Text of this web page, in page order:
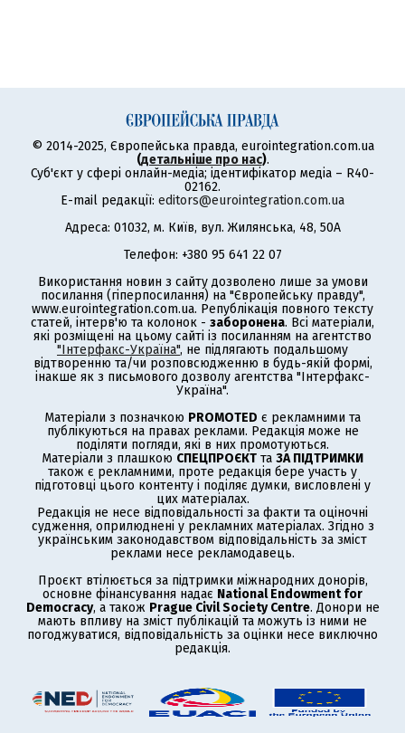
© 2014-2025, Європейська правда, eurointegration.com.ua
(детальніше про нас).
Суб'єкт у сфері онлайн-медіа; ідентифікатор медіа – R40-
02162.
E-mail редакції: editors@eurointegration.com.ua
Адреса: 01032, м. Київ, вул. Жилянська, 48, 50А
Телефон: +380 95 641 22 07
Використання новин з сайту дозволено лише за умови
посилання (гіперпосилання) на "Європейську правду",
www.eurointegration.com.ua. Републікація повного тексту
статей, інтерв'ю та колонок - заборонена. Всі матеріали,
які розміщені на цьому сайті із посиланням на агентство
"Інтерфакс-Україна", не підлягають подальшому
відтворенню та/чи розповсюдженню в будь-якій формі,
інакше як з письмового дозволу агентства "Інтерфакс-
Україна".
Матеріали з позначкою PROMOTED є рекламними та
публікуються на правах реклами. Редакція може не
поділяти погляди, які в них промотуються.
Матеріали з плашкою СПЕЦПРОЄКТ та ЗА ПІДТРИМКИ
також є рекламними, проте редакція бере участь у
підготовці цього контенту і поділяє думки, висловлені у
цих матеріалах.
Редакція не несе відповідальності за факти та оціночні
судження, оприлюднені у рекламних матеріалах. Згідно з
українським законодавством відповідальність за зміст
реклами несе рекламодавець.
Проєкт втілюється за підтримки міжнародних донорів,
основне фінансування надає National Endowment for
Democracy, а також Prague Civil Society Centre. Донори не
мають впливу на зміст публікацій та можуть із ними не
погоджуватися, відповідальність за оцінки несе виключно
редакція.